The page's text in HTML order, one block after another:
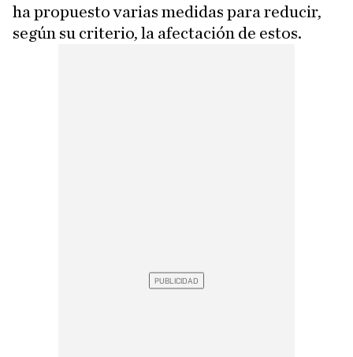
ha propuesto varias medidas para reducir,
según su criterio, la afectación de estos.